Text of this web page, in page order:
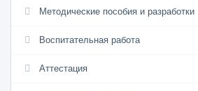
Методические пособия и разработки
Воспитательная работа
Аттестация